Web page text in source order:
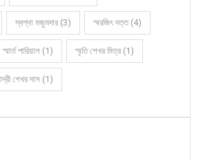
স্বপ্না মজুমদার (3) স্মরজিৎ দত্ত (4)
স্মার্ত পারিয়াল (1) স্মৃতি শেখর মিত্র (1)
শেখর দাস (1)